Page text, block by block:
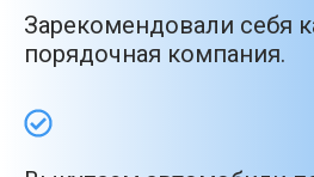
Зарекомендовали себя
порядочная компания.